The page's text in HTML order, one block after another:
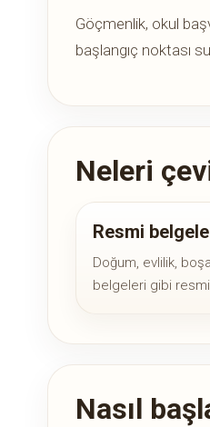
Göçmenlik, okul
başlangıç noktası
Neleri
Resmi
Doğum, evlilik,
belgeleri gibi
Nasıl